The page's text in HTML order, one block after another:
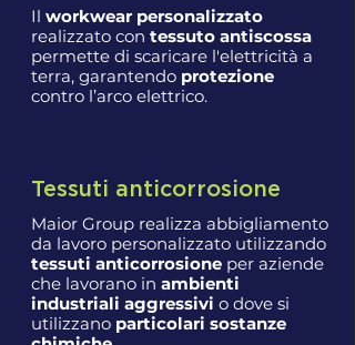
Il workwear personalizzato
realizzato con tessuto antiscossa
permette di scaricare l'elettricità a
terra, garantendo protezione
contro l’arco elettrico.
Tessuti anticorrosione
Maior Group realizza abbigliamento
da lavoro personalizzato utilizzando
tessuti anticorrosione per aziende
che lavorano in ambienti
industriali aggressivi o dove si
utilizzano particolari sostanze